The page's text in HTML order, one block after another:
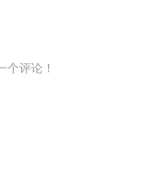
个评论！